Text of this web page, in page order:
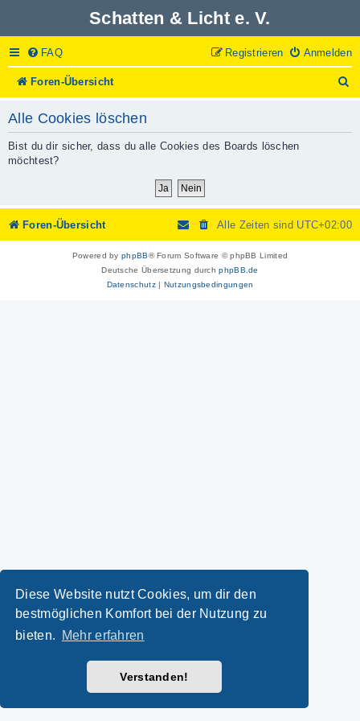
Diese Website nutzt Cookies, um dir den
bestmöglichen Komfort bei der Nutzung zu
bieten.
Mehr erfahren
Verstanden!
Schatten & Licht e. V.
FAQ Anmelden
Registrieren
Foren-Übersicht
u
Alle Cookies löschen
Bist du dir sicher, dass du alle Cookies des Boards löschen
möchtest?
Foren-Übersicht Alle Zeiten sind UTC+02:00
Powered byphpBB® Forum Software © phpBB Limited
Deutsche Übersetzung durchphpBB.de
Datenschutz| Nutzungsbedingungen